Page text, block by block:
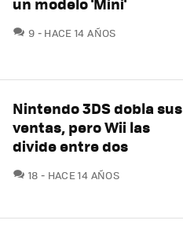
9 COMENTARIOS
HACE 14 AÑOS
Nintendo 3DS dobla sus
ventas, pero Wii las
divide entre dos
18 COMENTARIOS
HACE 14 AÑOS